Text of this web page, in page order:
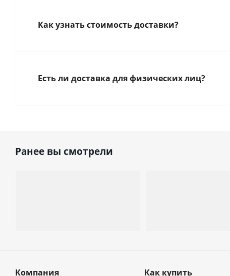
Как узнать стоимость доставки?
Есть ли доставка для физических лиц?
Ранее вы смотрели
Компания Как купить